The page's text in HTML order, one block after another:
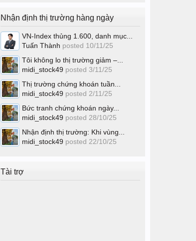
Nhận định thị trường hàng ngày
VN-Index thủng 1.600, danh mục...
Tuấn Thành posted 10/11/25
Tôi không lo thị trường giảm –...
midi_stock49 posted 3/11/25
Thị trường chứng khoán tuần...
midi_stock49 posted 2/11/25
Bức tranh chứng khoán ngày...
midi_stock49 posted 28/10/25
Nhận định thị trường: Khi vùng...
midi_stock49 posted 22/10/25
Tài trợ